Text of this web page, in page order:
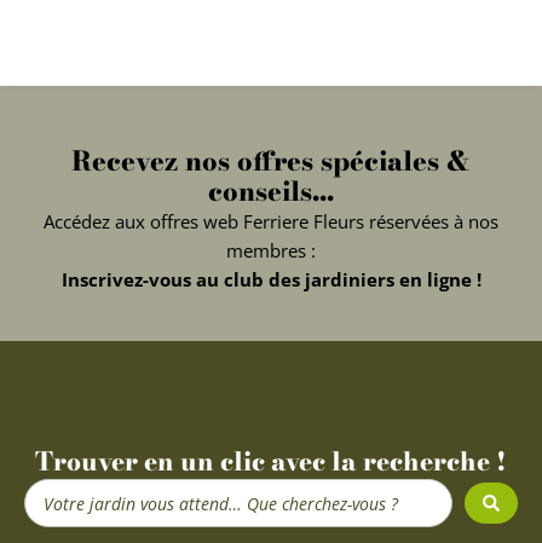
Recevez nos offres spéciales &
conseils...
Accédez aux offres web Ferriere Fleurs réservées à nos
membres :
Inscrivez-vous au club des jardiniers en ligne !
Trouver en un clic avec la recherche !
Search
...